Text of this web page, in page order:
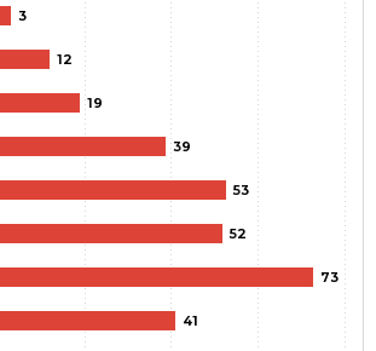
3
12
19
39
53
52
73
41